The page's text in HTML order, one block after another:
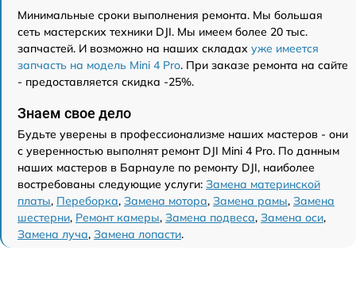
Минимальные сроки выполнения ремонта. Мы большая
сеть мастерских техники DJI. Мы имеем более 20 тыс.
запчастей. И возможно на наших складах уже имеется
запчасть на модель Mini 4 Pro. При заказе ремонта на сайте
- предоставляется скидка -25%.
Знаем свое дело
Будьте уверены в профессионализме наших мастеров - они
с уверенностью выполнят ремонт DJI Mini 4 Pro. По данным
наших мастеров в Барнауле по ремонту DJI, наиболее
востребованы следующие услуги: Замена материнской
платы, Переборка, Замена мотора, Замена рамы, Замена
шестерни, Ремонт камеры, Замена подвеса, Замена оси,
Замена луча, Замена лопасти.